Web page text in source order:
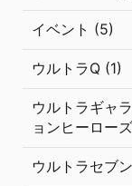
イベント (5)
ウルトラQ (1)
ウルトラギャ
ョンヒーロー
ウルトラセブ